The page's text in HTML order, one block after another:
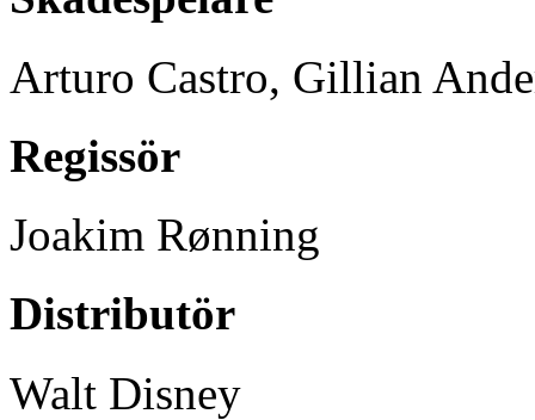
Arturo Castro, Gillian
Regissör
Joakim Rønning
Distributör
Walt Disney